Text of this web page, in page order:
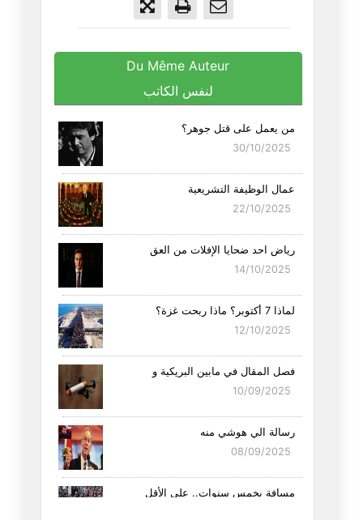
Du Même Auteur
لنفس الكاتب
من يعمل على قتل جوهر؟
30/10/2025
عمال الوظيفة التشريعية
22/10/2025
رياض احد ضحايا الإفلات من العق
14/10/2025
لماذا 7 أكتوبر؟ ماذا ربحت غزة؟
12/10/2025
فصل المقال في مابين البريكية و
10/09/2025
رسالة الي هوشي منه
08/09/2025
مِسافة بخمس سنوات.. على الأقل